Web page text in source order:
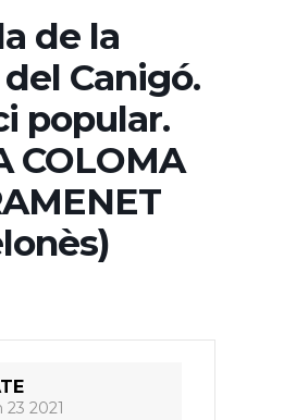
de la
Canigó.
popular.
COLOMA
23 2021